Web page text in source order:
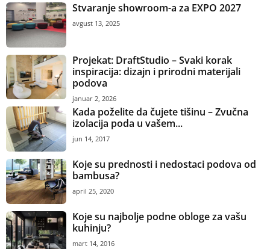
Stvaranje showroom-a za EXPO 2027
avgust 13, 2025
Projekat: DraftStudio – Svaki korak
inspiracija: dizajn i prirodni materijali
podova
januar 2, 2026
Kada poželite da čujete tišinu – Zvučna
izolacija poda u vašem...
jun 14, 2017
Koje su prednosti i nedostaci podova od
bambusa?
april 25, 2020
Koje su najbolje podne obloge za vašu
kuhinju?
mart 14, 2016